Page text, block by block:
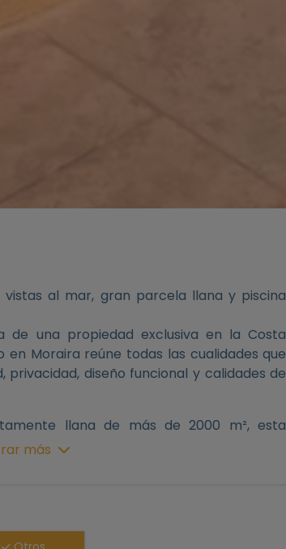
al mar, gran parcela llana y piscina
de una propiedad exclusiva en la Costa
en Moraira reúne todas las cualidades que
privacidad, diseño funcional y calidades de
llana de más de 2000 m², esta
cómoda tanto en el interior como en el
más